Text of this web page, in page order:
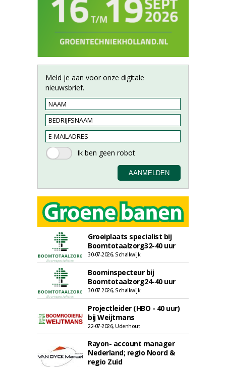
Meld je aan voor onze digitale
nieuwsbrief.
Groeiplaats specialist bij
Boomtotaalzorg32-40 uur
30-07-2026, Schalkwijk
Boominspecteur bij
Boomtotaalzorg24-40 uur
30-07-2026, Schalkwijk
Projectleider (HBO - 40 uur)
bij Weijtmans
22-07-2026, Udenhout
Rayon- account manager
Nederland; regio Noord &
regio Zuid